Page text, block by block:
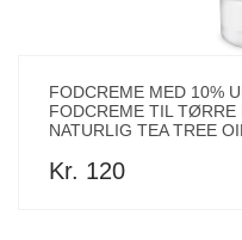
FODCREME MED 10%
FODCREME TIL
NATURLIG TEA TREE
Kr. 120